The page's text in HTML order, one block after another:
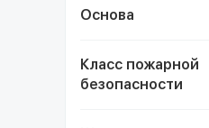
Основа
Класс пожарной
безопасности